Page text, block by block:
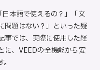
日本語で使えるの？」「文
問題はない？」といった疑
事では、実際に使用した経
に、VEEDの全機能から安